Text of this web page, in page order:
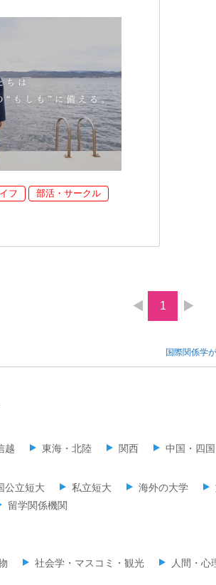
フ
部活・サークル
1
国際関係学
越 東海・北陸 関西 中国・四国
公立短大 私立短大 海外の大学
留学関係機関
社会学・マスコミ・観光 人間・心